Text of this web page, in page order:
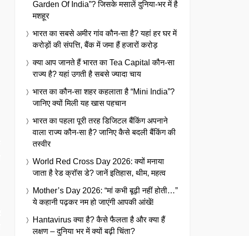
Garden Of India”? जिसके मसालें दुनिया-भर में है
मशहूर
भारत का सबसे अमीर गांव कौन-सा है? यहां हर घर में
करोड़ों की संपत्ति, बैंक में जमा हैं हजारों करोड़
क्या आप जानते हैं भारत का Tea Capital कौन-सा
राज्य है? यहां उगती है सबसे ज्यादा चाय
भारत का कौन-सा शहर कहलाता है “Mini India”?
जानिए क्यों मिली यह खास पहचान
भारत का पहला पूरी तरह डिजिटल बैंकिंग अपनाने
वाला राज्य कौन-सा है? जानिए कैसे बदली बैंकिंग की
तस्वीर
World Red Cross Day 2026: क्यों मनाया
जाता है रेड क्रॉस डे? जानें इतिहास, थीम, महत्व
Mother’s Day 2026: “मां कभी बूढ़ी नहीं होती…”
ये कहानी पढ़कर नम हो जाएंगी आपकी आंखें!
Hantavirus क्या है? कैसे फैलता है और क्या हैं
लक्षण – दुनिया भर में क्यों बढ़ी चिंता?